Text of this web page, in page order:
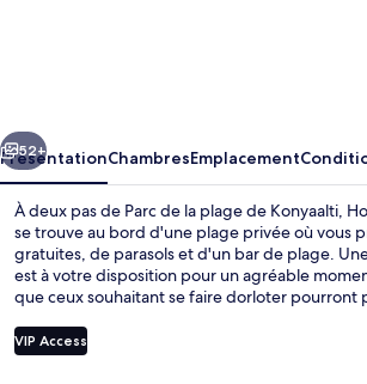
Suivant
52+
PrésentationChambresEmplacement
À deux pas de Parc de la plage de Konyaalti,
se trouve au bord d'une plage privée où vous
gratuites, de parasols et d'un bar de plage.
est à votre disposition pour un agréable
que ceux souhaitant se faire dorloter pourront
restaurants, tandis que les 3 bars/salons vous
boissons rafraîchissantes. Cet hôtel de luxe
VIP Access